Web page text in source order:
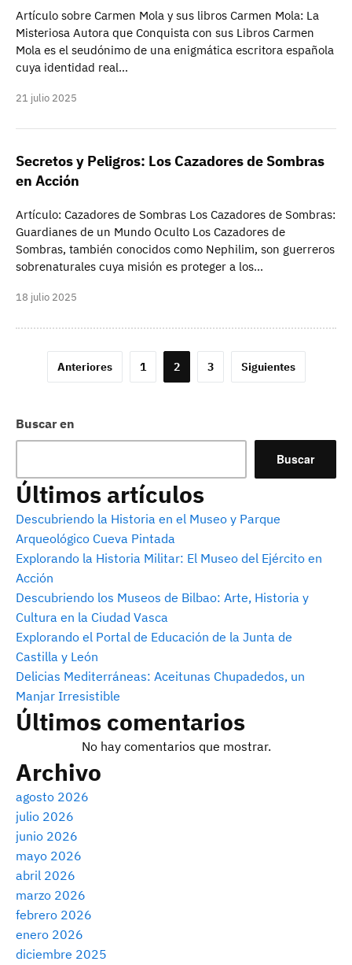
Buscar en
Buscar
Últimos artículos
Descubriendo la Historia en el Museo y Parque
Arqueológico Cueva Pintada
Explorando la Historia Militar: El Museo del Ejército en
Acción
Descubriendo los Museos de Bilbao: Arte, Historia y
Cultura en la Ciudad Vasca
Explorando el Portal de Educación de la Junta de
Castilla y León
Delicias Mediterráneas: Aceitunas Chupadedos, un
Manjar Irresistible
Últimos comentarios
No hay comentarios que mostrar.
Archivo
agosto 2026
julio 2026
junio 2026
mayo 2026
abril 2026
marzo 2026
febrero 2026
enero 2026
diciembre 2025
Artículo sobre Carmen Mola y sus libros Carmen Mola: La
Misteriosa Autora que Conquista con sus Libros Carmen
Mola es el seudónimo de una enigmática escritora española
cuya identidad real…
21 julio 2025
Secretos y Peligros: Los Cazadores de Sombras
en Acción
Artículo: Cazadores de Sombras Los Cazadores de Sombras:
Guardianes de un Mundo Oculto Los Cazadores de
Sombras, también conocidos como Nephilim, son guerreros
sobrenaturales cuya misión es proteger a los…
18 julio 2025
Paginación
entradas
Anteriores 1 2 3 Siguientes